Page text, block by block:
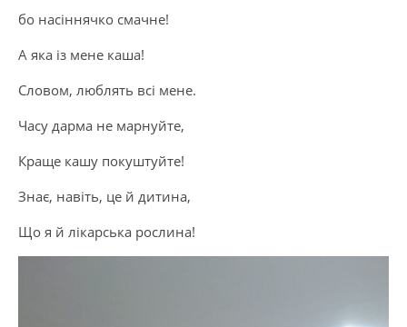
бо насіннячко смачне!
А яка із мене каша!
Словом, люблять всі мене.
Часу дарма не марнуйте,
Краще кашу покуштуйте!
Знає, навіть, це й дитина,
Що я й лікарська рослина!